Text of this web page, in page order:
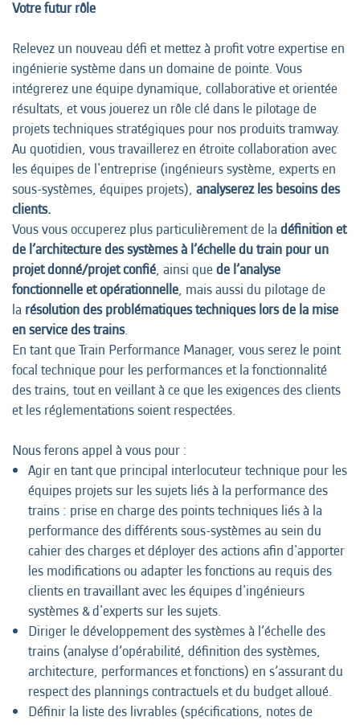
Votre futur rôle
Relevez un nouveau défi et mettez à profit votre expertise en
ingénierie système dans un domaine de pointe. Vous
intégrerez une équipe dynamique, collaborative et orientée
résultats, et vous jouerez un rôle clé dans le pilotage de
projets techniques stratégiques pour nos produits tramway.
Au quotidien, vous travaillerez en étroite collaboration avec
les équipes de l'entreprise (ingénieurs système, experts en
sous-systèmes, équipes projets), analyserez les besoins des
clients.
Vous vous occuperez plus particulièrement de ladéfinition et
de l’architecture des systèmes à l’échelle du train pour un
projet donné/projet confié, ainsi quede l’analyse
fonctionnelle et opérationnelle, mais aussi du pilotage de
la résolution des problématiques techniques lors de la mise
en service des trains.
En tant que Train Performance Manager, vous serez le point
focal technique pour les performances et la fonctionnalité
des trains, tout en veillant à ce que les exigences des clients
et les réglementations soient respectées.
Nous ferons appel à vous pour :
Agir en tant que principal interlocuteur technique pour les
équipes projets sur les sujets liés à la performance des
trains : prise en charge des points techniques liés à la
performance des différents sous-systèmes au sein du
cahier des charges et déployer des actions afin d'apporter
les modifications ou adapter les fonctions au requis des
clients en travaillant avec les équipes d'ingénieurs
systèmes & d'experts sur les sujets.
Diriger le développement des systèmes à l’échelle des
trains (analyse d’opérabilité, définition des systèmes,
architecture, performances et fonctions) en s’assurant du
respect des plannings contractuels et du budget alloué.
Définir la liste des livrables (spécifications, notes de